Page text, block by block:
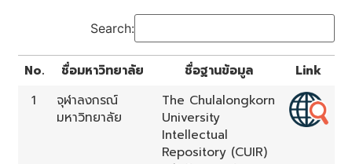
Search:
No. ชื่อมหาวิทยาลัย ชื่อฐานข้อมูล
Link
1
จุฬาลงกรณ์
มหาวิทยาลัย
The Chulalongkorn
University
Intellectual
Repository (CUIR)